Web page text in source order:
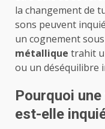
la changement de
sons peuvent
un cognement
métallique trahit
ou un déséquilibre
Pourquoi
est-elle